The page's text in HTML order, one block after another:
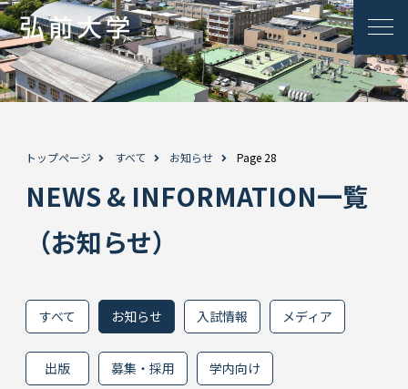
トップページ すべて お知らせ Page 28
NEWS & INFORMATION一覧
（お知らせ）
すべて お知らせ 入試情報 メディア
出版 募集・採用 学内向け